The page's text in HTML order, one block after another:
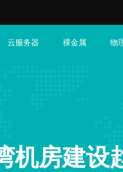
云服务器 裸金属 物
机房建设